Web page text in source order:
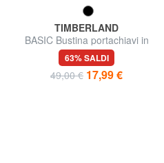
TIMBERLAND
BASIC Bustina portachiavi in
pelle con zip
63% SALDI
49,00 € 17,99 €